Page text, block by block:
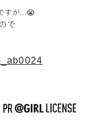
すが…😭
で